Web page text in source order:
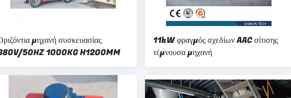
μηχανή συσκευασίας
50HZ 1000KG H1200MM
11kW φραγμός σχεδίων AAC σίτισης
τέμνουσα μηχανή